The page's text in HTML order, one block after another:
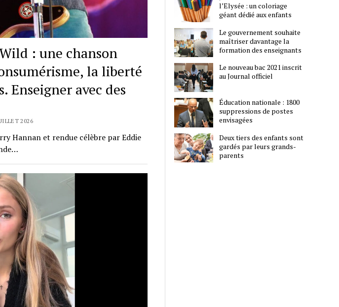
: une chanson
la liberté
Enseigner avec des
2026
Hannan et rendue célèbre par Eddie
l’Elysée : un coloriage
géant dédié aux enfants
Le gouvernement souhaite
maîtriser davantage la
formation des enseignants
Le nouveau bac 2021 inscrit
au Journal officiel
Éducation nationale : 1800
suppressions de postes
envisagées
Deux tiers des enfants sont
gardés par leurs grands-
parents